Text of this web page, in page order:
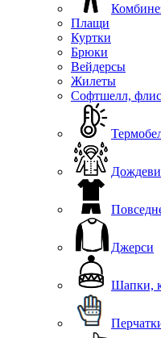
Плащи
Куртки
Брюки
Вейдерсы
Жилеты
Софтшелл, флис
Джерси
Шапки,